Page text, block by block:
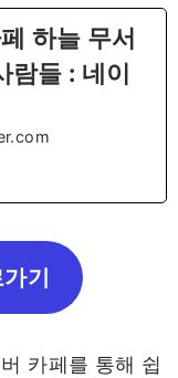
하늘 무서
람들 : 네이
기
카페를 통해 쉽